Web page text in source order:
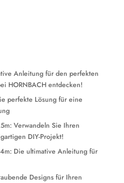
Anleitung für den perfekten
HORNBACH entdecken!
perfekte Lösung für eine
Verwandeln Sie Ihren
DIY-Projekt!
Die ultimative Anleitung für
Designs für Ihren